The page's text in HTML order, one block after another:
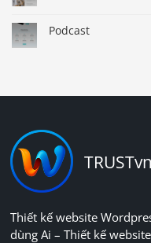
Podcast
Thiết kế website
dùng Ai – Thiết kế